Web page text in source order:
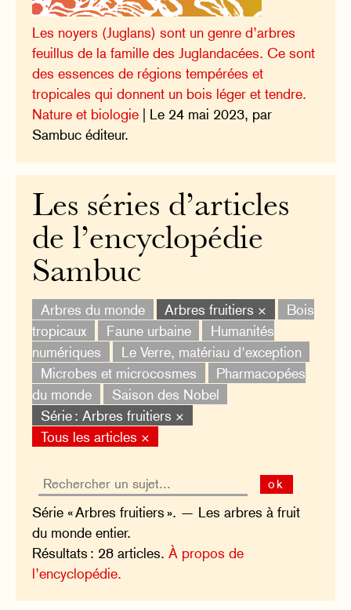
Les noyers (Juglans) sont un genre d’arbres
feuillus de la famille des Juglandacées. Ce sont
des essences de régions tempérées et
tropicales qui donnent un bois léger et tendre.
Nature et biologie | Le 24 mai 2023, par
Sambuc éditeur.
Les séries d’articles
de l’encyclopédie
Sambuc
Arbres du monde Arbres fruitiers ×
Bois
tropicaux
Faune urbaine
Humanités
numériques
Le Verre, matériau d'exception
Microbes et microcosmes
Pharmacopées
du monde
Saison des Nobel
Série : Arbres fruitiers ×
Tous les articles ×
ok
Série « Arbres fruitiers ». — Les arbres à fruit
du monde entier.
Résultats : 28 articles.À propos de
l’encyclopédie.